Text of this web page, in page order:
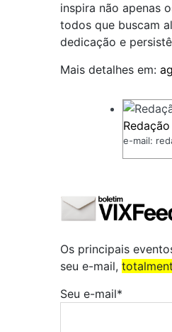
inspira não apenas
todos que buscam
dedicação e
Mais detalhes em:
e-mail:
Os principais
seu e-mail,
Seu e-mail*